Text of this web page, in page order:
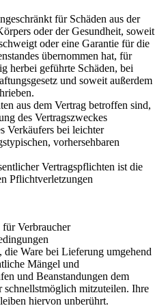
für Schäden aus der
oder der Gesundheit, soweit
oder eine Garantie für die
übernommen hat, für
herbei geführte Schäden, bei
und soweit außerdem
aus dem Vertrag betroffen sind,
des Vertragszweckes
Verkäufers bei leichter
vorhersehbaren
Vertragspflichten ist die
Pflichtverletzungen
Verbraucher
die Ware bei Lieferung umgehend
Mängel und
und Beanstandungen dem
schnellstmöglich mitzuteilen. Ihre
hiervon unberührt.